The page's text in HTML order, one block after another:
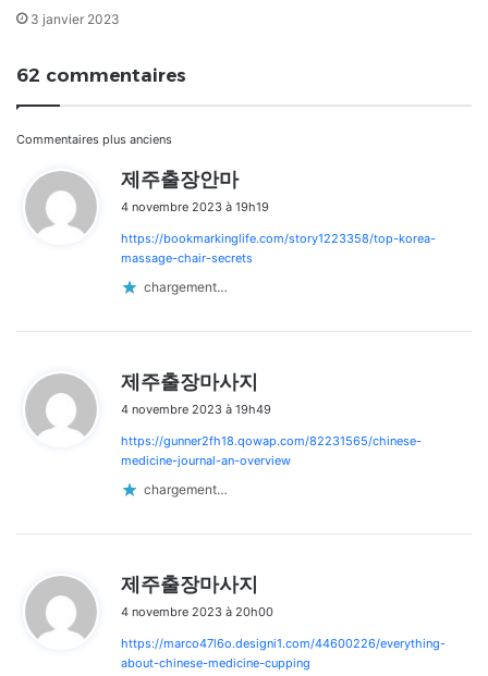
3 janvier 2023
62 commentaires
Navigation
dans
les
commentaires
Commentaires plus anciens
제주출장안마
t
:
4 novembre 2023 à 19h19
https://bookmarkinglife.com/story1223358/top-korea-
massage-chair-secrets
chargement…
제주출장마사지
t
:
4 novembre 2023 à 19h49
https://gunner2fh18.qowap.com/82231565/chinese-
medicine-journal-an-overview
chargement…
제주출장마사지
t
:
4 novembre 2023 à 20h00
https://marco47l6o.designi1.com/44600226/everything-
about-chinese-medicine-cupping